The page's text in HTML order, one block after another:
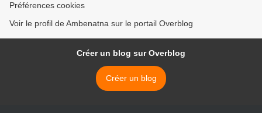
Préférences cookies
Voir le profil de Ambenatna sur le portail Overblog
Créer un blog sur Overblog
Créer un blog